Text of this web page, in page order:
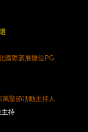
國際酒展攤位PG
萬聖節活動主持人
主持